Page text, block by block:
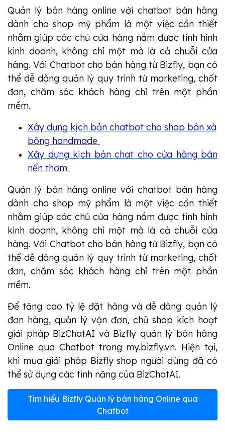
Quản lý bán hàng online với chatbot bán hàng
dành cho shop mỹ phẩm là một việc cần thiết
nhằm giúp các chủ cửa hàng nắm được tình hình
kinh doanh, không chỉ một mà là cả chuỗi cửa
hàng. Với Chatbot cho bán hàng từ Bizfly, bạn có
thể dễ dàng quản lý quy trình từ marketing, chốt
đơn, chăm sóc khách hàng chỉ trên một phần
mềm.
Xây dựng kịch bản chatbot cho shop bán xà
bông handmade
Xây dựng kịch bản chat cho cửa hàng bán
nến thơm
Quản lý bán hàng online với chatbot bán hàng
dành cho shop mỹ phẩm là một việc cần thiết
nhằm giúp các chủ cửa hàng nắm được tình hình
kinh doanh, không chỉ một mà là cả chuỗi cửa
hàng. Với Chatbot cho bán hàng từ Bizfly, bạn có
thể dễ dàng quản lý quy trình từ marketing, chốt
đơn, chăm sóc khách hàng chỉ trên một phần
mềm.
Để tăng cao tỷ lệ đặt hàng và dễ dàng quản lý
đơn hàng, quản lý vận đơn, chủ shop kích hoạt
giải pháp BizChatAI và Bizfly quản lý bán hàng
Online qua Chatbot trong my.bizfly.vn. Hiện tại,
khi mua giải pháp Bizfly shop người dùng đã có
thể sử dụng các tính năng của BizChatAI.
Tìm hiểu Bizfly Quản lý bán hàng Online qua
Chatbot